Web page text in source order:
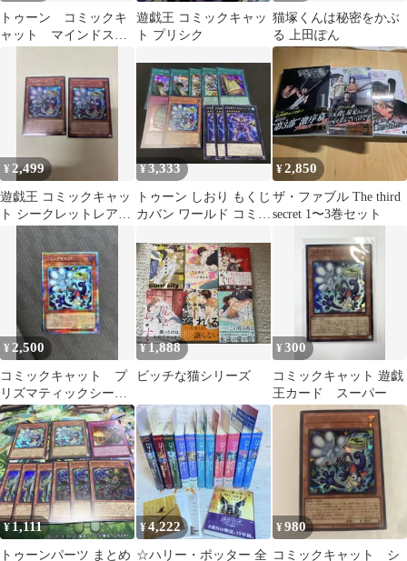
トゥーン コミックキ
ャット マインドスキ
遊戯王 コミックキャッ
ト プリシク
猫塚くんは秘密をかぶ
る 上田ぽん
¥ 2,499
遊戯王 コミックキャッ
ト シークレットレア
2枚セット
¥3,333
トゥーン しおり もくじ
カバン ワールド コミッ
ト
¥2,850
ザ・ファブル The third
secret 1〜3巻セット
¥ 2,500
コミックキャット プ
リズマティックシーク
レット
¥1,888
ビッチな猫シリーズ
¥300
コミックキャット 遊戯
王カード スーパー
¥1,111
トゥーンパーツ まとめ
¥4,222
☆ハリー・ポッター 全
¥980
コミックキャット シ